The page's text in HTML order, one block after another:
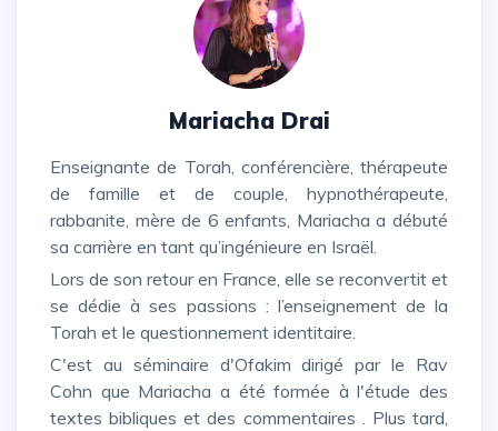
Mariacha Drai
Enseignante de Torah, conférencière, thérapeute
de famille et de couple, hypnothérapeute,
rabbanite, mère de 6 enfants, Mariacha a débuté
sa carrière en tant qu’ingénieure en Israël.
Lors de son retour en France, elle se reconvertit et
se dédie à ses passions : l’enseignement de la
Torah et le questionnement identitaire.
C'est au séminaire d'Ofakim dirigé par le Rav
Cohn que Mariacha a été formée à l'étude des
textes bibliques et des commentaires . Plus tard,